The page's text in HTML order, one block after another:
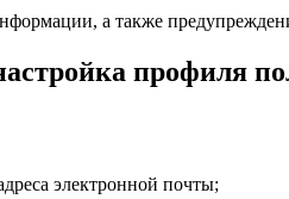
а также
профиля
электронной почты;